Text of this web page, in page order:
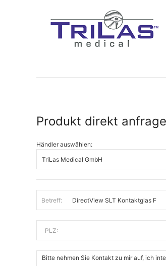
Produkt direkt
Händler auswählen:
Betreff:
PLZ: